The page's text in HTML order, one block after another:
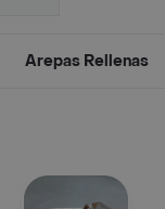
Arepas Rellenas